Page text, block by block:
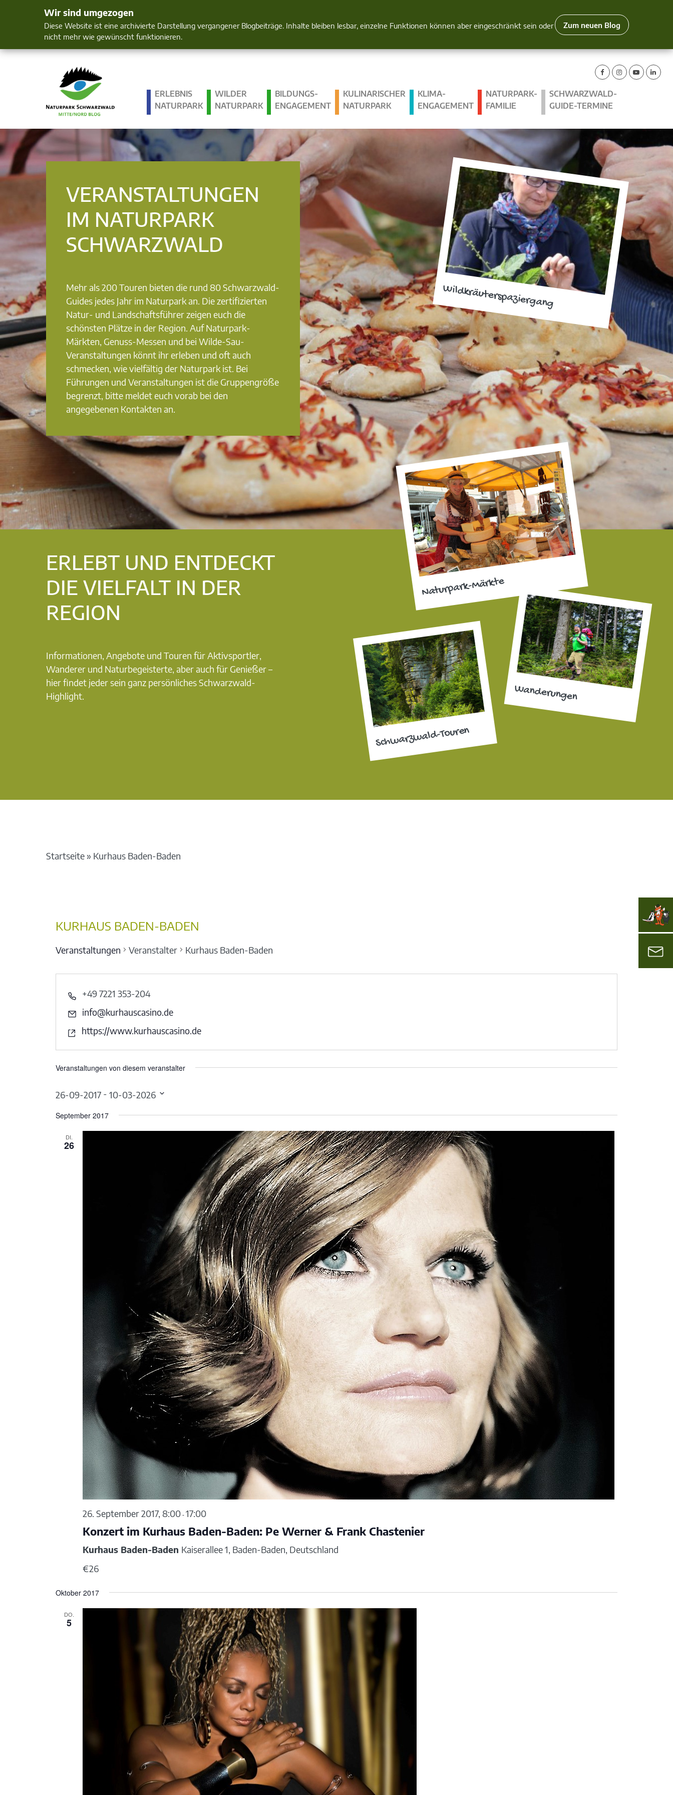
Wir sind umgezogen
Diese Website ist eine archivierte Darstellung vergangener Blogbeiträge. Inhalte bleiben lesbar, einzelne Funktionen können aber eingeschränkt sein oder
nicht mehr wie gewünscht funktionieren.
Zum neuen Blog
Mensch und Natur im Blick
ERLEBNIS
NATURPARK
WILDER
NATURPARK
BILDUNGS­
ENGAGEMENT
KULINARISCHER
NATURPARK
KLIMA­
ENGAGEMENT
NATURPARK-
FAMILIE
SCHWARZWALD-
GUIDE-TERMINE
Wildkräuterspaziergang
VERANSTALTUNGEN
IM NATURPARK
SCHWARZWALD
Mehr als 200 Touren bieten die rund 80 Schwarzwald-
Guides jedes Jahr im Naturpark an. Die zertifizierten
Natur- und Landschaftsführer zeigen euch die
schönsten Plätze in der Region. Auf Naturpark-
Märkten, Genuss-Messen und bei Wilde-Sau-
Veranstaltungen könnt ihr erleben und oft auch
schmecken, wie vielfältig der Naturpark ist. Bei
Führungen und Veranstaltungen ist die Gruppengröße
begrenzt, bitte meldet euch vorab bei den
angegebenen Kontakten an.
ERLEBT UND ENTDECKT
DIE VIELFALT IN DER
REGION
Informationen, Angebote und Touren für Aktivsportler,
Wanderer und Naturbegeisterte, aber auch für Genießer –
hier findet jeder sein ganz persönliches Schwarzwald-
Highlight.
Naturpark-Märkte
Wanderungen
Schwarzwald-Touren
Startseite» Kurhaus Baden-Baden
KURHAUS BADEN-BADEN
Veranstaltungen Veranstalter Kurhaus Baden-Baden
+49 7221 353-204
info@kurhauscasino.de
https://www.kurhauscasino.de
Veranstaltungen von diesem veranstalter
26-09-2017 - 10-03-2026
wählen.
September 2017
DI.
26
26. September 2017, 8:00-17:00
Konzert im Kurhaus Baden-Baden: Pe Werner & Frank Chastenier
Kurhaus Baden-Baden Kaiserallee 1, Baden-Baden, Deutschland
€26
Oktober 2017
DO.
5